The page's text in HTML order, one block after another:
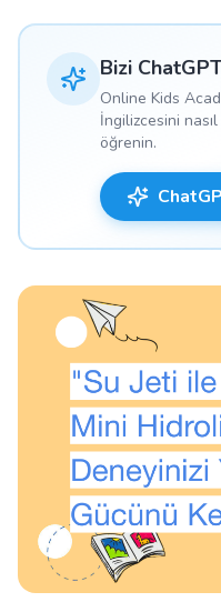
Bizi
Online Kids
İngilizcesini
öğrenin.